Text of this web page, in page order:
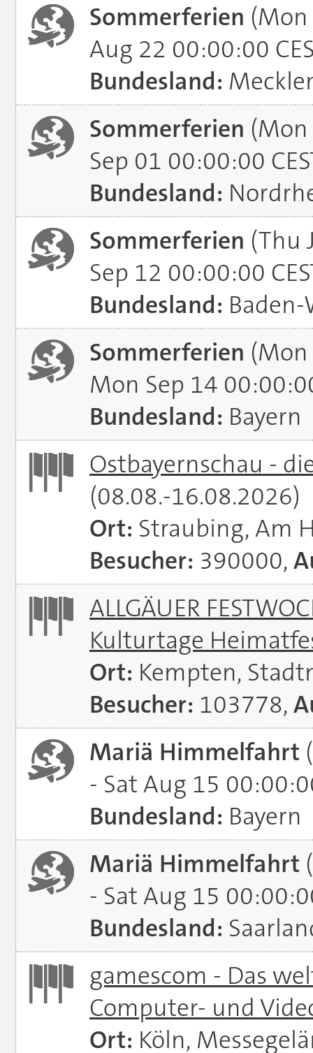
Sommerferien (Mon
Aug 22 00:00:00
Bundesland:
Sommerferien (Mon
Sep 01 00:00:00
Bundesland:
Sommerferien (Thu
Sep 12 00:00:00
Bundesland:
Sommerferien (Mon
Mon Sep 14
Bundesland: Bayern
Ostbayernschau -
(08.08.-16.08.2026)
Ort: Straubing, Am
Besucher: 390000,
ALLGÄUER
Kulturtage
Ort: Kempten,
Besucher: 103778,
Mariä Himmelfahrt
- Sat Aug 15
Bundesland: Bayern
Mariä Himmelfahrt
- Sat Aug 15
Bundesland:
gamescom - Das
Computer- und
Ort: Köln,